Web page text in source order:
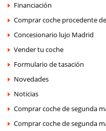
Financiación
Comprar coche procedente
Concesionario lujo Madrid
Vender tu coche
Formulario de tasación
Novedades
Noticias
Comprar coche de segunda
Comprar coche de segunda